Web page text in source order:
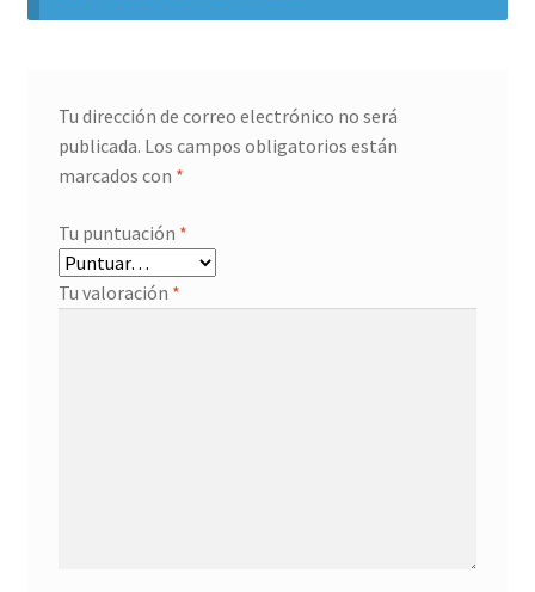
Tu dirección de correo electrónico no será
publicada. Los campos obligatorios están
marcados con *
Tu puntuación *
Tu valoración *